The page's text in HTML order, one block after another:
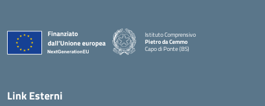
Istituto Comprensivo
Pietro da Cemmo
Capo di Ponte (BS)
— Visita la pagina iniziale della scuola
Link Esterni